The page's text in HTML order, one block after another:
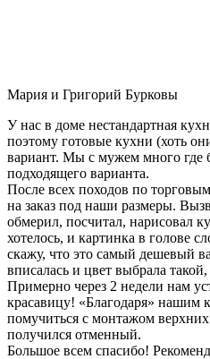
Мария и Григорий Бурковы
У нас в доме нестандартная
поэтому готовые кухни (хоть
вариант. Мы с мужем много где
подходящего варианта.
После всех походов по
на заказ под наши размеры.
обмерил, посчитал, нарисовал
хотелось, и картинка в голове
скажу, что это самый дешевый
вписалась и цвет выбрала
Примерно через 2 недели нам
красавицу! «Благодаря»
помучиться с монтажом
получился отменный.
Большое всем спасибо!